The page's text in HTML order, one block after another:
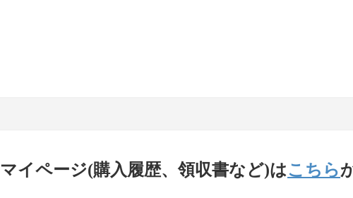
マイページ(購入履歴、領収書など)はこちら